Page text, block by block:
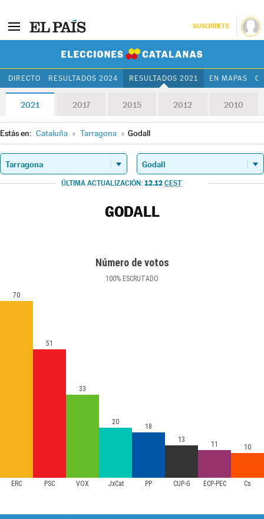
SUSCRÍBETE
DIRECTO RESULTADOS 2024 RESULTADOS 2021 EN MAPAS
2021 2017 2015 2012 2010
Estás en: Cataluña » Tarragona » Godall
ÚLTIMA ACTUALIZACIÓN: 12.12 CEST
GODALL
Número de votos
100% ESCRUTADO
ERC PSC VOX JxCat PP CUP-G ECP-PEC Cs
70
51
33
20
18
13
11 10